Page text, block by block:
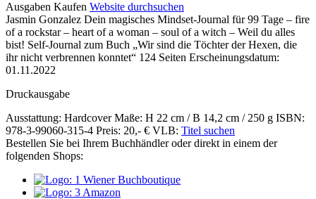
Details
und
Inhalte
Ausgaben Kaufen Website durchsuchen
Jasmin Gonzalez Dein magisches Mindset-Journal für 99 Tage – fire
of a rockstar – heart of a woman – soul of a witch – Weil du alles
bist! Self-Journal zum Buch „Wir sind die Töchter der Hexen, die
ihr nicht verbrennen konntet“ 124 Seiten Erscheinungsdatum:
01.11.2022
Druckausgabe
Ausstattung: Hardcover Maße: H 22 cm / B 14,2 cm / 250 g ISBN:
978-3-99060-315-4 Preis: 20,- € VLB: Titel suchen
Bestellen Sie bei Ihrem Buchhändler oder direkt in einem der
folgenden Shops: